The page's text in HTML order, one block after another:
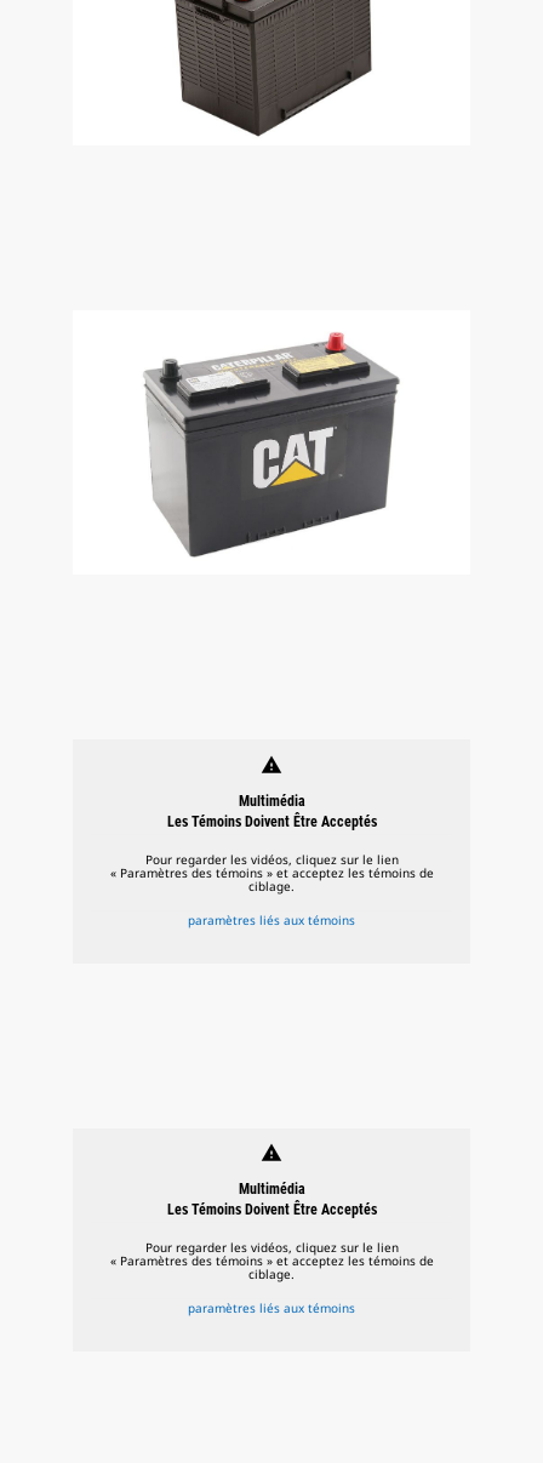
warning
Multimédia
Les Témoins Doivent Être Acceptés
Pour regarder les vidéos, cliquez sur le lien
« Paramètres des témoins » et acceptez les témoins de
ciblage.
paramètres liés aux témoins
warning
Multimédia
Les Témoins Doivent Être Acceptés
Pour regarder les vidéos, cliquez sur le lien
« Paramètres des témoins » et acceptez les témoins de
ciblage.
paramètres liés aux témoins